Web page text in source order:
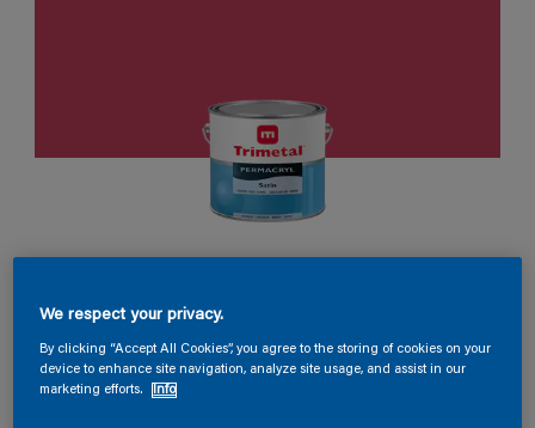
Permacryl Satin
A8.45.40
Kleur wijzigen
We respect your privacy.
By clicking “Accept All Cookies”, you agree to the storing of cookies on your
device to enhance site navigation, analyze site usage, and assist in our
marketing efforts.
Info